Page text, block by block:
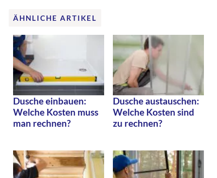
ÄHNLICHE ARTIKEL
Dusche einbauen:
Welche Kosten muss
man rechnen?
Dusche austauschen:
Welche Kosten sind
zu rechnen?